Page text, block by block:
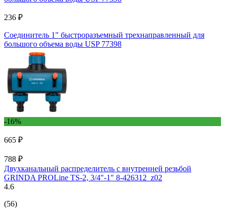
236 ₽
Соединитель 1" быстроразъемный трехнаправленный для
большого объема воды USP 77398
-16%
665 ₽
788 ₽
Двухканальный распределитель с внутренней резьбой
GRINDA PROLine TS-2, 3/4"-1" 8-426312_z02
4.6
(56)